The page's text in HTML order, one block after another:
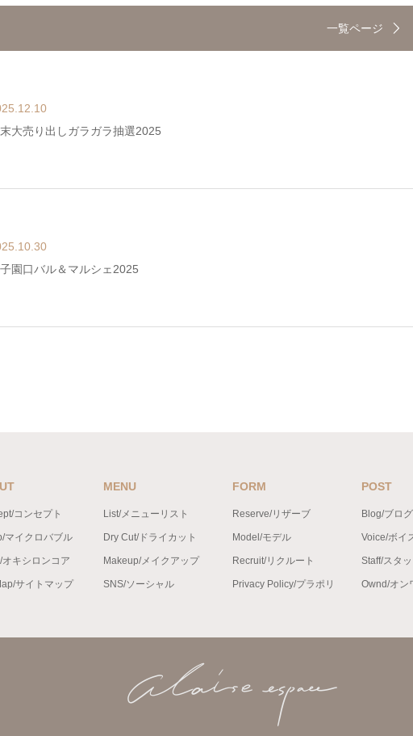
一覧ページ
大売り出しガラガラ抽選2025
園口バル＆マルシェ2025
コンセプト
マイクロバブル
キシロンコア
サイトマップ
MENU
List/メニューリスト
Dry Cut/ドライカット
Makeup/メイクアップ
SNS/ソーシャル
FORM
Reserve/リザーブ
Model/モデル
Recruit/リクルート
Privacy Policy/プラポリ
POST
Blog/ブログ
Voice/ボイ
Staff/スタ
Ownd/オン